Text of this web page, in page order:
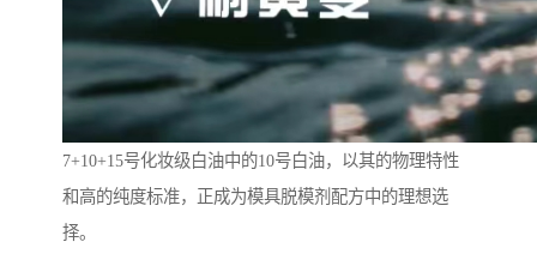
7+10+15号化妆级白油中的10号白油，以其的物理特性
和高的纯度标准，正成为模具脱模剂配方中的理想选
择。